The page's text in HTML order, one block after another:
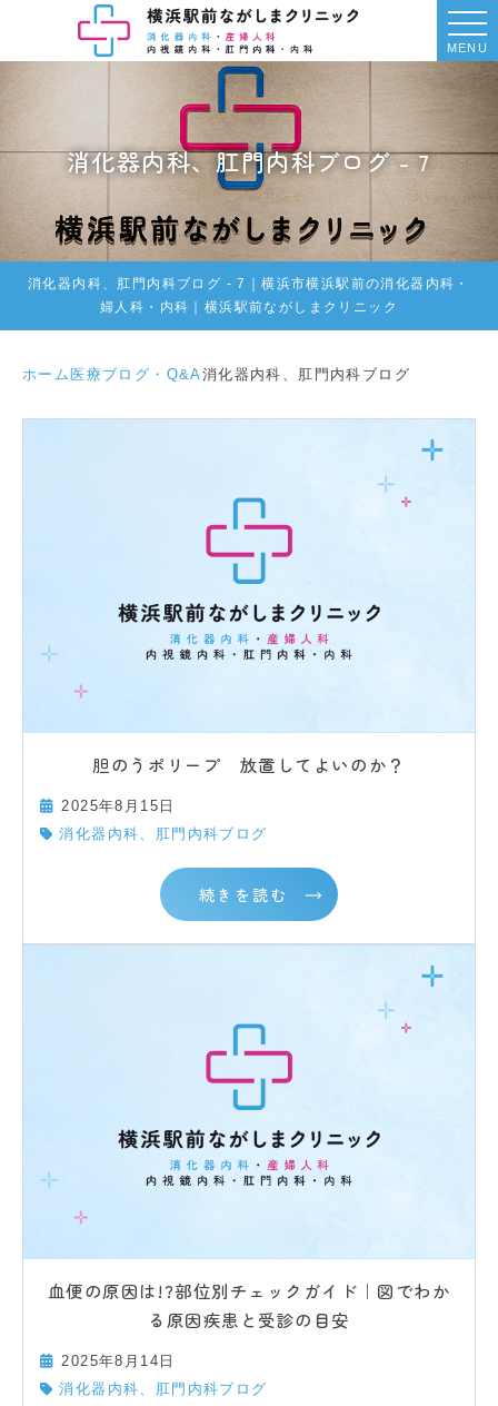
MENU
消化器内科、肛門内科ブログ - 7
消化器内科、肛門内科ブログ - 7｜横浜市横浜駅前の消化器内科・
婦人科・内科｜横浜駅前ながしまクリニック
ホーム 医療ブログ・Q&A消化器内科、肛門内科ブログ
胆のうポリープ 放置してよいのか？
2025年8月15日
消化器内科、肛門内科ブログ
続きを読む
血便の原因は!?部位別チェックガイド｜図でわか
る原因疾患と受診の目安
2025年8月14日
消化器内科、肛門内科ブログ